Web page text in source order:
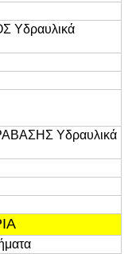
Υδραυλικά
Υδραυλικά